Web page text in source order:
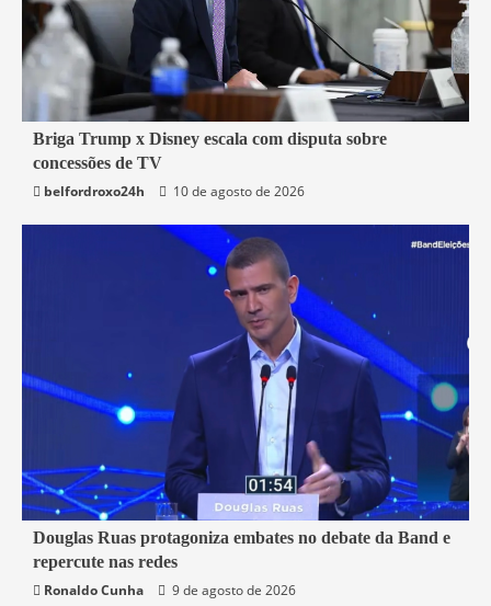
4 min read
Mundo
Briga Trump x Disney escala com disputa sobre
concessões de TV
belfordroxo24h
10 de agosto de 2026
4 min read
Política
Rio de Janeiro
Douglas Ruas protagoniza embates no debate da Band e
repercute nas redes
Ronaldo Cunha
9 de agosto de 2026